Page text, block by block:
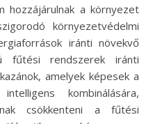
hozzájárulnak a környezet
környezetvédelmi
iránti növekvő
fűtési rendszerek iránti
amelyek képesek a
kombinálására,
csökkenteni a fűtési